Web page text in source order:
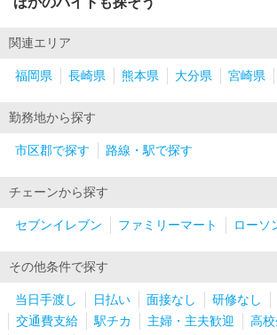
関連エリア
福岡県 長崎県 熊本県 大分県 宮崎県
勤務地から探す
市区郡で探す 路線・駅で探す
チェーンから探す
セブンイレブン ファミリーマート ローソ
その他条件で探す
当日手渡し 日払い 面接なし 研修なし
交通費支給
駅チカ 主婦・主夫歓迎 高